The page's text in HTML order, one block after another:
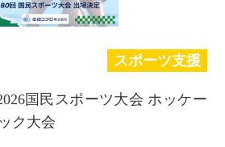
スポーツ支援
国民スポーツ大会 ホッケー
ク大会